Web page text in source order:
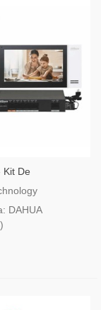
Kit De
IP Y SIP Dahua
DAHUA